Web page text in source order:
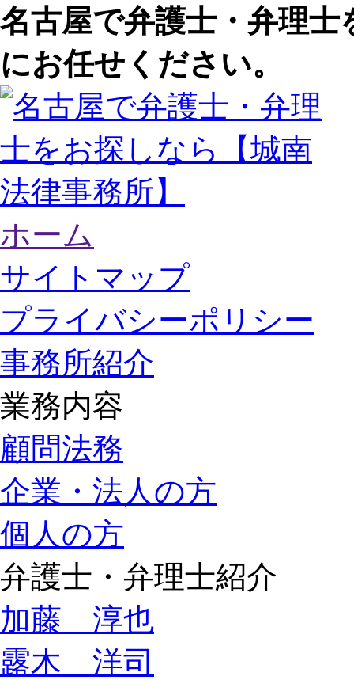
名古屋で弁護士・弁理
にお任せください。
ホーム
サイトマップ
プライバシーポリシー
事務所紹介
業務内容
顧問法務
企業・法人の方
個人の方
弁護士・弁理士紹介
加藤 淳也
露木 洋司